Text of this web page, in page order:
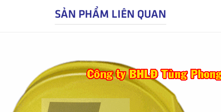
SẢN PHẨM LIÊN QUAN